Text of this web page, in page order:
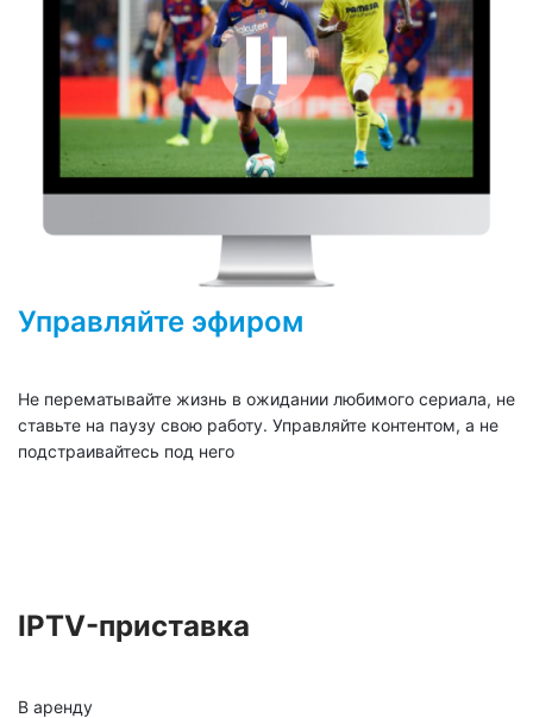
Управляйте эфиром
Не перематывайте жизнь в ожидании любимого сериала, не
ставьте на паузу свою работу. Управляйте контентом, а не
подстраивайтесь под него
IPTV-приставка
В аренду